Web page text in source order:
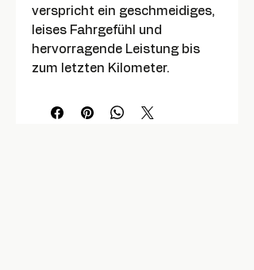
verspricht ein geschmeidiges,
leises Fahrgefühl und
hervorragende Leistung bis
zum letzten Kilometer.